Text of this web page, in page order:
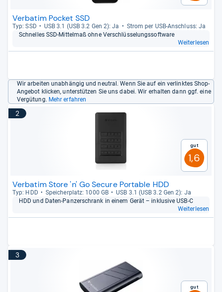
Verbatim Pocket SSD
Typ: SSD USB 3.1 (USB 3.2 Gen 2): Ja
Strom per USB-​Anschluss: Ja
Schnel­les SSD-​Mit­tel­maß ohne Ver­schlüs­se­lungs­soft­ware
Weiterlesen
Wir arbeiten unabhängig und neutral. Wenn Sie auf ein verlinktes Shop-
Angebot klicken, unterstützen Sie uns dabei. Wir erhalten dann ggf. eine
Vergütung. Mehr erfahren
2
Gut
1,6
Verbatim Store 'n' Go Secure Portable HDD
Typ: HDD Spei­cher­platz: 1000 GB
USB 3.1 (USB 3.2 Gen 2): Ja
HDD und Daten-​Pan­zer­schrank in einem Gerät – inklu­sive USB-​C
Weiterlesen
3
Gut